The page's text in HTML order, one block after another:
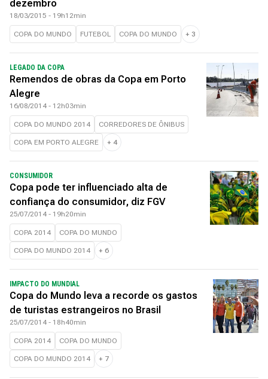
dezembro
18/03/2015 - 19h12min
COPA DO MUNDO FUTEBOL COPA DO MUNDO + 3
LEGADO DA COPA
Remendos de obras da Copa em Porto
Alegre
16/08/2014 - 12h03min
COPA DO MUNDO 2014 CORREDORES DE ÔNIBUS
COPA EM PORTO ALEGRE + 4
CONSUMIDOR
Copa pode ter influenciado alta de
confiança do consumidor, diz FGV
25/07/2014 - 19h20min
COPA 2014 COPA DO MUNDO
COPA DO MUNDO 2014 + 6
IMPACTO DO MUNDIAL
Copa do Mundo leva a recorde os gastos
de turistas estrangeiros no Brasil
25/07/2014 - 18h40min
COPA 2014 COPA DO MUNDO
COPA DO MUNDO 2014 + 7